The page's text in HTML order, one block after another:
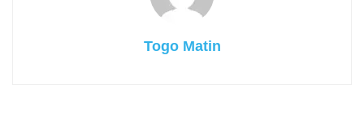
Togo Matin